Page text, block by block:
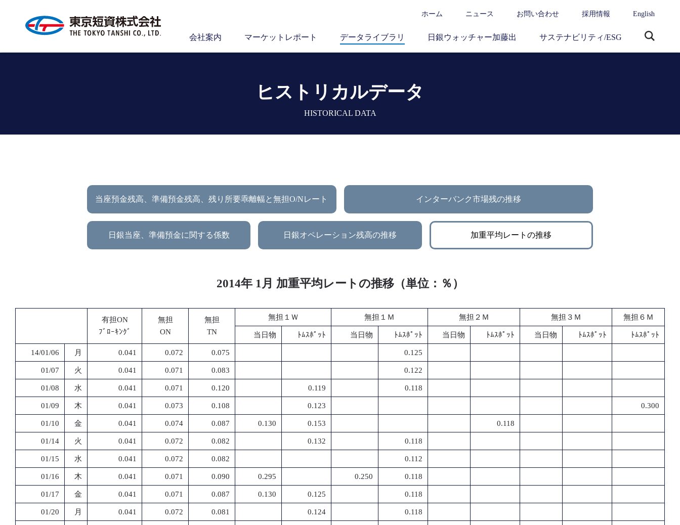
ホーム ニュース お問い合わせ 採用情報 English
会社案内 マーケットレポート データライブラリ 日銀ウォッチャー加藤出 サステナビリティ/ESG
ヒストリカルデータ
HISTORICAL DATA
当座預金残高、準備預金残高、残り所要乖離幅と無担O/Nレート インターバンク市場残の推移
日銀当座、準備預金に関する係数 日銀オペレーション残高の推移 加重平均レートの推移
2014年 1月 加重平均レートの推移（単位：％）
有担ON
ﾌﾞﾛｰｷﾝｸﾞ
無担
ON
無担
TN
無担１Ｗ 無担１Ｍ 無担２Ｍ 無担３Ｍ 無担６Ｍ
当日物 ﾄﾑｽﾎﾟｯﾄ 当日物 ﾄﾑｽﾎﾟｯﾄ 当日物 ﾄﾑｽﾎﾟｯﾄ 当日物 ﾄﾑｽﾎﾟｯﾄ ﾄﾑｽﾎﾟｯﾄ
14/01/06 月 0.041 0.072 0.075 0.125
01/07 火 0.041 0.071 0.083 0.122
01/08 水 0.041 0.071 0.120 0.119 0.118
01/09 木 0.041 0.073 0.108 0.123 0.300
01/10 金 0.041 0.074 0.087 0.130 0.153 0.118
01/14 火 0.041 0.072 0.082 0.132 0.118
01/15 水 0.041 0.072 0.082 0.112
01/16 木 0.041 0.071 0.090 0.295 0.250 0.118
01/17 金 0.041 0.071 0.087 0.130 0.125 0.118
01/20 月 0.041 0.072 0.081 0.124 0.118